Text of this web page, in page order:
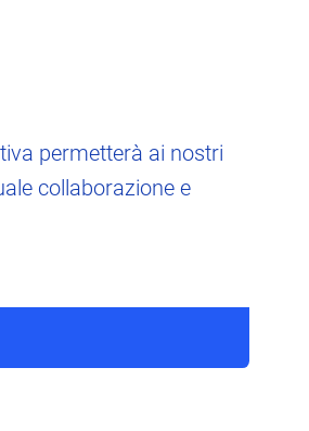
permetterà ai nostri
collaborazione e